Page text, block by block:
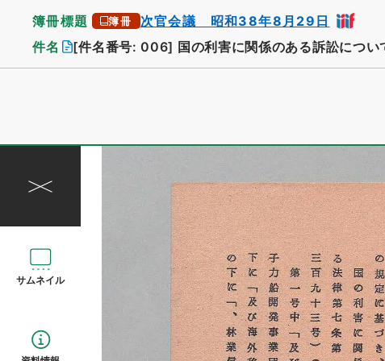
簿冊標題 簿冊 次官会議 昭和38年8月29日
件名 [件名番号: 006] 国の利害に関係のある訴訟につ
サムネイル